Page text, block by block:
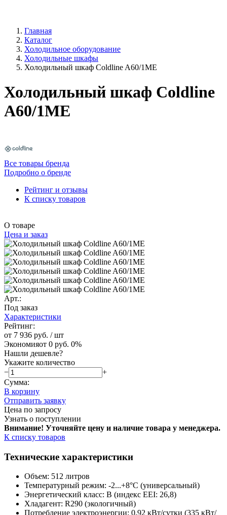
Главная
Каталог
Холодильное оборудование
Холодильные шкафы
Холодильный шкаф Coldline A60/1ME
Холодильный шкаф Coldline
A60/1ME
Все товары бренда
Подробно о бренде
Рейтинг и отзывы
К списку товаров
О товаре
Цена и заказ
Арт.:
Под заказ
Характеристики
Рейтинг:
от 7 936 руб. / шт
Экономияот 0 руб. 0%
Нашли дешевле?
Укажите количество
−
+
Сумма:
В корзину
Отправить заявку
Цена по запросу
Узнать о поступлении
Внимание! Уточняйте цену и наличие товара у менеджера.
К списку товаров
Технические характеристики
Объем: 512 литров
Температурный режим: -2...+8°C (универсальный)
Энергетический класс: B (индекс EEI: 26,8)
Хладагент: R290 (экологичный)
Потребление электроэнергии: 0,92 кВт/сутки (335 кВт/